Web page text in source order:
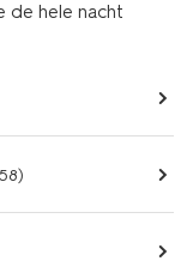
de hele nacht